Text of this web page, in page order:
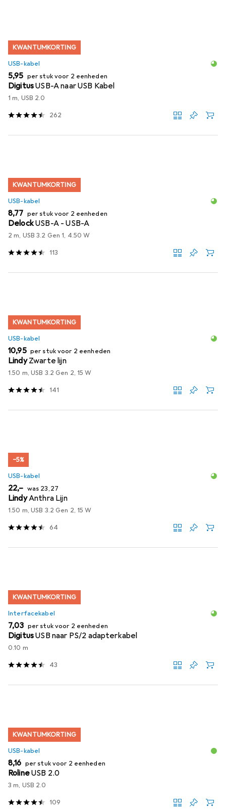
KWANTUMKORTING
USB-kabel
EUR
5,95 per stuk voor 2 eenheden
DigitusUSB-A naar USB Kabel
1 m, USB 2.0
262
KWANTUMKORTING
USB-kabel
EUR
8,77 per stuk voor 2 eenheden
DelockUSB-A - USB-A
2 m, USB 3.2 Gen 1, 4.50 W
113
KWANTUMKORTING
USB-kabel
EUR
10,95 per stuk voor 2 eenheden
Lindy Zwarte lijn
1.50 m, USB 3.2 Gen 2, 15 W
141
−5%
USB-kabel
EUR
22,– was EUR
23,27
LindyAnthra Lijn
1.50 m, USB 3.2 Gen 2, 15 W
64
KWANTUMKORTING
Interfacekabel
EUR
7,03 per stuk voor 2 eenheden
DigitusUSB naar PS/2 adapterkabel
0.10 m
43
KWANTUMKORTING
USB-kabel
EUR
8,16 per stuk voor 2 eenheden
RolineUSB 2.0
3 m, USB 2.0
109